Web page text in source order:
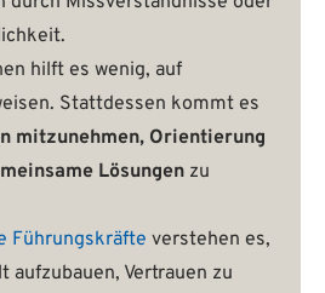
hilft es wenig, auf
Stattdessen kommt es
mitzunehmen, Orientierung
Lösungen zu
Führungskräfte verstehen es,
aufzubauen, Vertrauen zu